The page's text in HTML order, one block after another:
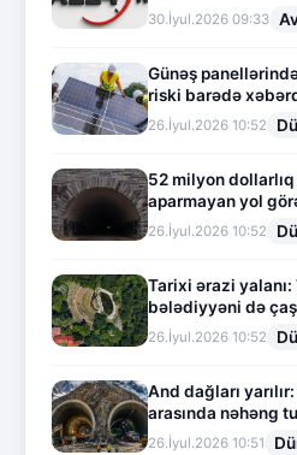
30.İyul.2026 09:33
Günəş
riski barədə
26.İyul.2026 10:52
52 milyon
aparmayan yol
26.İyul.2026 10:52
Tarixi ərazi
bələdiyyəni də
26.İyul.2026 10:52
And dağları
arasında nəhəng
26.İyul.2026 10:51